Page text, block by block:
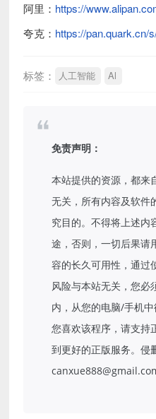
阿里： https://
夸克： https://pan.quark.cn/
标签： 人工智能 Al
免责声明：
本站提供的资源，都来
无关，所有内容及软件
究目的。不得将上述内
途，否则，一切后果请
容的长久可用性，通过
风险与本站无关，您必
内，从您的电脑/手机
您喜欢该程序，请支持
到更好的正版服务。侵